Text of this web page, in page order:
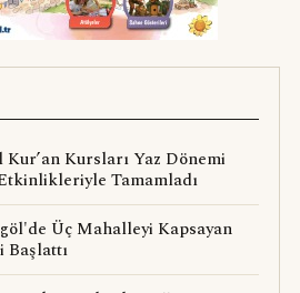
Kursları Yaz Dönemi
Tamamladı
Üç Mahalleyi Kapsayan
Başlattı